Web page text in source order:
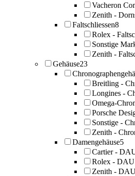
Vacheron
Zenith -
Faltschliessen8
Rolex -
Sonstige
Zenith -
Gehäuse23
Breitling -
Longines -
Omega-
Porsche
Sonstige -
Zenith -
Damengehäuse5
Cartier -
Rolex - DAU
Zenith -